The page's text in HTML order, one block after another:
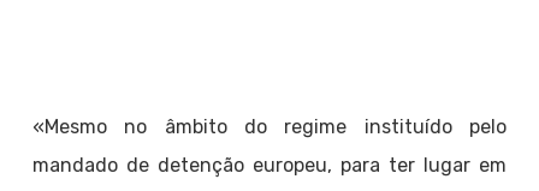
«Mesmo no âmbito do regime instituído pelo
mandado de detenção europeu, para ter lugar em